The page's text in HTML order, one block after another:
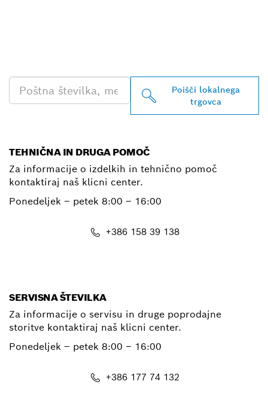
Poišči lokalnega
trgovca
TEHNIČNA IN DRUGA POMOČ
Za informacije o izdelkih in tehnično pomoč
kontaktiraj naš klicni center.
Ponedeljek – petek 8:00 – 16:00
+386 158 39 138
SERVISNA ŠTEVILKA
Za informacije o servisu in druge poprodajne
storitve kontaktiraj naš klicni center.
Ponedeljek – petek 8:00 – 16:00
+386 177 74 132